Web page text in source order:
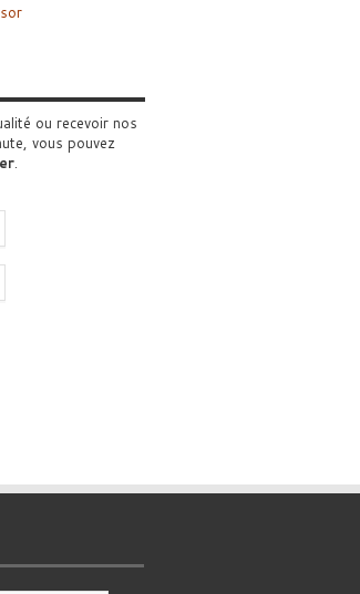
ou recevoir nos
vous pouvez
.